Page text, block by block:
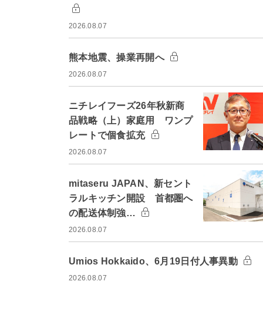
2026.08.07
熊本地震、操業再開へ
2026.08.07
ニチレイフーズ26年秋新商
品戦略（上）家庭用 ワンプ
レートで個食拡充
2026.08.07
mitaseru JAPAN、新セント
ラルキッチン開設 首都圏へ
の配送体制強…
2026.08.07
Umios Hokkaido、6月19日付人事異動
2026.08.07